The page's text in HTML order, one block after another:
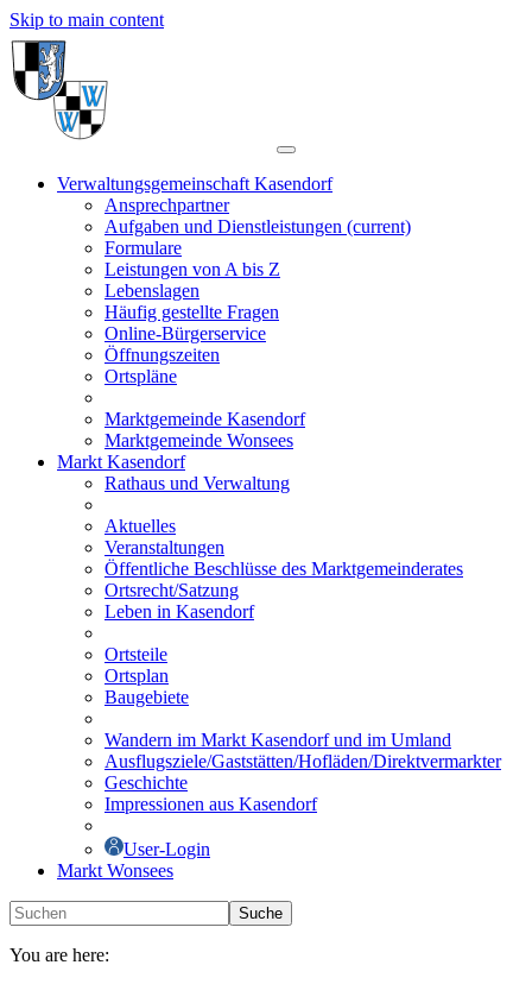
Skip to main content
Verwaltungsgemeinschaft Kasendorf
Ansprechpartner
Aufgaben und Dienstleistungen (current)
Formulare
Leistungen von A bis Z
Lebenslagen
Häufig gestellte Fragen
Online-Bürgerservice
Öffnungszeiten
Ortspläne
Marktgemeinde Kasendorf
Marktgemeinde Wonsees
Markt Kasendorf
Rathaus und Verwaltung
Aktuelles
Veranstaltungen
Öffentliche Beschlüsse des Marktgemeinderates
Ortsrecht/Satzung
Leben in Kasendorf
Ortsteile
Ortsplan
Baugebiete
Wandern im Markt Kasendorf und im Umland
Ausflugsziele/Gaststätten/Hofläden/Direktvermarkter
Geschichte
Impressionen aus Kasendorf
User-Login
Markt Wonsees
Suche
You are here: